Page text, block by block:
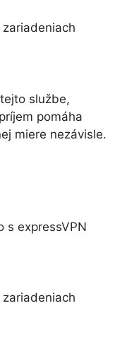
službe,
pomáha
miere nezávisle.
s expressVPN